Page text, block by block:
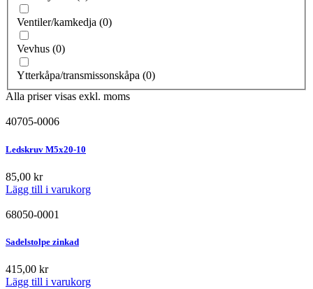
Ventiler/kamkedja (0)
Vevhus (0)
Ytterkåpa/transmissonskåpa (0)
Alla priser visas exkl. moms
40705-0006
Ledskruv M5x20-10
85,00 kr
Lägg till i varukorg
68050-0001
Sadelstolpe zinkad
415,00 kr
Lägg till i varukorg